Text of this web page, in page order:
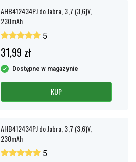
AHB412434PJ do Jabra, 3,7 (3,6)V,
230mAh
5
31,99 zł
Dostępne w magazynie
KUP
AHB412434PJ do Jabra, 3,7 (3,6)V,
230mAh
5